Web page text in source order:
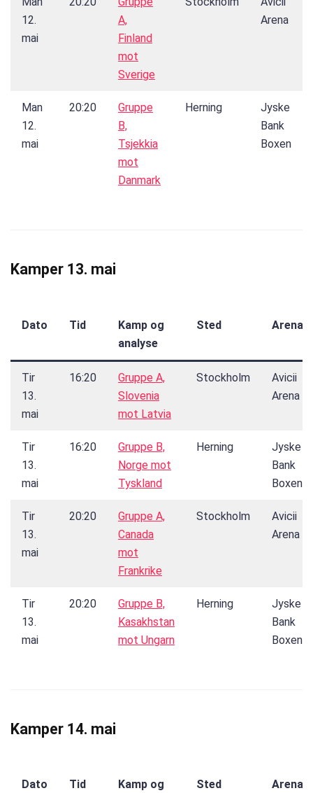
12.
mai
A,
Finland
mot
Sverige
Arena
Man
12.
mai
20:20
Gruppe
B,
Tsjekkia
mot
Danmark
Herning
Jyske
Bank
Boxen
Kamper 13. mai
Dato Tid
Kamp og
analyse
Sted Arena
Tir
13.
mai
16:20
Gruppe A,
Slovenia
mot Latvia
Stockholm
Avicii
Arena
Tir
13.
mai
16:20
Gruppe B,
Norge mot
Tyskland
Herning
Jyske
Bank
Boxen
Tir
13.
mai
20:20
Gruppe A,
Canada
mot
Frankrike
Stockholm
Avicii
Arena
Tir
13.
mai
20:20
Gruppe B,
Kasakhstan
mot Ungarn
Herning
Jyske
Bank
Boxen
Kamper 14. mai
Dato Tid
Kamp og
Sted Arena